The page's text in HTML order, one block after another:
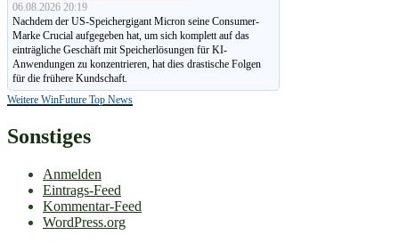
06.08.2026 20:19
Nachdem der US-Speichergigant Micron seine Consumer-
Marke Crucial aufgegeben hat, um sich komplett auf das
einträgliche Geschäft mit Speicherlösungen für KI-
Anwendungen zu konzen­trieren, hat dies drastische Folgen
für die frühere Kundschaft.
Weitere WinFuture Top News
Sonstiges
Anmelden
Eintrags-Feed
Kommentar-Feed
WordPress.org